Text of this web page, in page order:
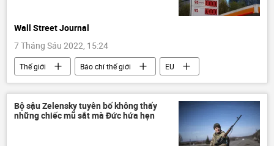
Wall Street Journal
7 Tháng Sáu 2022, 15:24
Thế giới Báo chí thế giới
EU
Hoa Kỳ
Ấn Độ
Nga
năng lượng
Các biện pháp trừng phạt chống Nga
Bộ sậu Zelensky tuyên bố không thấy
những chiếc mũ sắt mà Đức hứa hẹn